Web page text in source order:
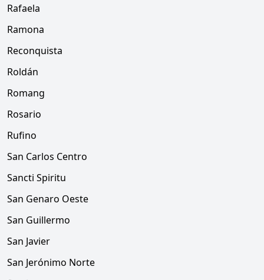
Rafaela
Ramona
Reconquista
Roldán
Romang
Rosario
Rufino
San Carlos Centro
Sancti Spiritu
San Genaro Oeste
San Guillermo
San Javier
San Jerónimo Norte